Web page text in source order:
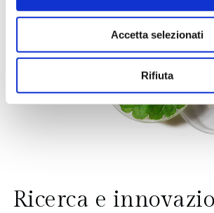
Accetta selezionati
Rifiuta
Ricerca e